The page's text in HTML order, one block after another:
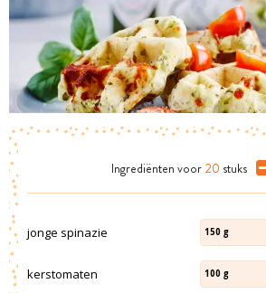
Ingrediënten voor 20 stuks
jonge spinazie 150 g
kerstomaten 100 g